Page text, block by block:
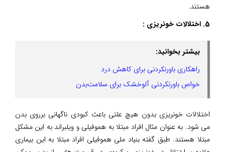
هستند.
5. اختلالات خونریزی :
بیشتر بخوانید:
راهکاری باورنکردنی برای کاهش درد
خواص باورنکردنی آلوخشک برای سلامت‌بدن
اختلالات خونریزی بدون هیچ علتی باعث کبودی ناگهانی برروی بدن
می شود. به عنوان مثال افراد مبتلا به هموفیلی و ویلبراند به این مشکل
مبتلا هستند. طبق گفته بنیاد ملی هموفیلی افراد مبتلا به این بیماری